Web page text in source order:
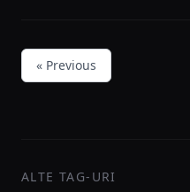
« Previous
ALTE TAG-URI